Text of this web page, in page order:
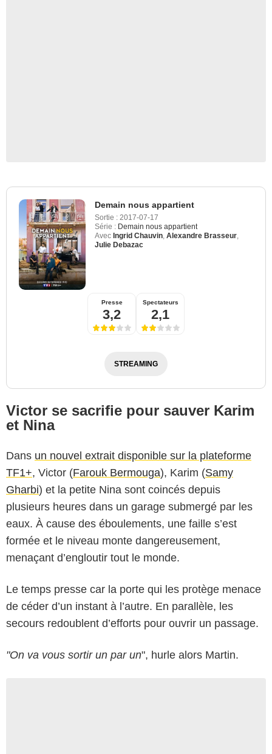
Demain nous appartient
Sortie : 2017-07-17
Série : Demain nous appartient
Avec Ingrid Chauvin Alexandre Brasseur
Julie Debazac
Presse
3,2
Spectateurs
2,1
STREAMING
Victor se sacrifie pour sauver Karim
et Nina
Dans un nouvel extrait disponible sur la plateforme
TF1+, Victor (Farouk Bermouga), Karim (Samy
Gharbi) et la petite Nina sont coincés depuis
plusieurs heures dans un garage submergé par les
eaux. À cause des éboulements, une faille s’est
formée et le niveau monte dangereusement,
menaçant d’engloutir tout le monde.
Le temps presse car la porte qui les protège menace
de céder d’un instant à l’autre. En parallèle, les
secours redoublent d’efforts pour ouvrir un passage.
"On va vous sortir un par un", hurle alors Martin.